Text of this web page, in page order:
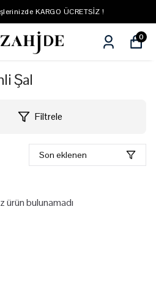
KARGO ÜCRETSİZ !
0
Şal
Filtrele
Son eklenen
ürün bulunamadı